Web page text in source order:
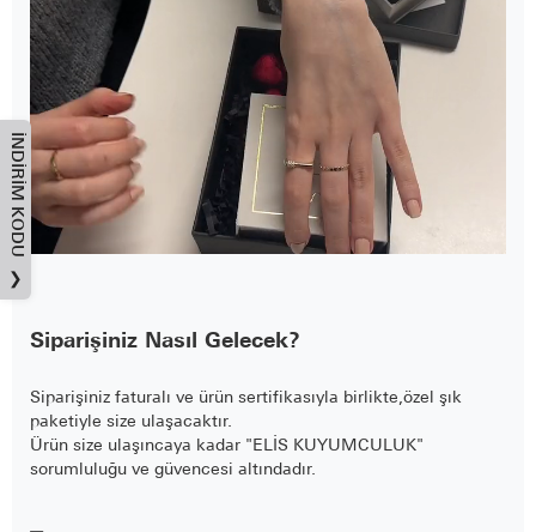
Siparişiniz Nasıl Gelecek?
Siparişiniz faturalı ve ürün sertifikasıyla birlikte,özel şık
paketiyle size ulaşacaktır.
Ürün size ulaşıncaya kadar "ELİS KUYUMCULUK"
sorumluluğu ve güvencesi altındadır.
İNDIRIM KODU
❯